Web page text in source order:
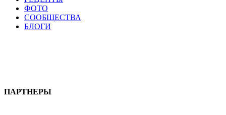
ФОТО
СООБЩЕСТВА
БЛОГИ
ПАРТНЕРЫ